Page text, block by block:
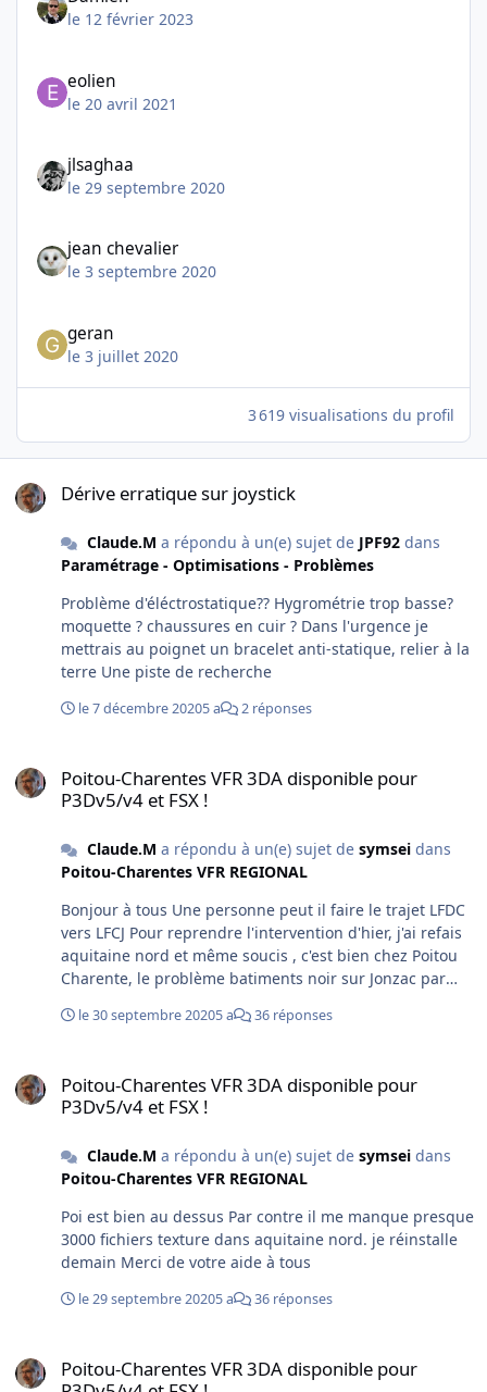
le 12 février 2023
eolien
le 20 avril 2021
jlsaghaa
le 29 septembre 2020
jean chevalier
le 3 septembre 2020
geran
le 3 juillet 2020
3 619 visualisations du profil
Dérive erratique sur joystick
Claude.M a répondu à un(e) sujet de JPF92dans
Paramétrage - Optimisations - Problèmes
Problème d'éléctrostatique?? Hygrométrie trop basse?
moquette ? chaussures en cuir ? Dans l'urgence je
mettrais au poignet un bracelet anti-statique, relier à la
terre Une piste de recherche
le 7 décembre 20205 a 2 réponses
Poitou-Charentes VFR 3DA disponible pour
P3Dv5/v4 et FSX !
Claude.M a répondu à un(e) sujet de symseidans
Poitou-Charentes VFR REGIONAL
Bonjour à tous Une personne peut il faire le trajet LFDC
vers LFCJ Pour reprendre l'intervention d'hier, j'ai refais
aquitaine nord et même soucis , c'est bien chez Poitou
Charente, le problème batiments noir sur Jonzac par
je crois avoir compris, je suppose qu'à l'installation des
dossier, exemple MPNI je vais refaire V5 et c'est OK
Demain je vois Picardie qui doit avoir les même soucis,
aquitaine et poitou ???? N45°15.93 LW0°26.66
le 30 septembre 20205 a 36 réponses
Poitou-Charentes VFR 3DA disponible pour
P3Dv5/v4 et FSX !
Claude.M a répondu à un(e) sujet de symseidans
Poitou-Charentes VFR REGIONAL
Poi est bien au dessus Par contre il me manque presque
3000 fichiers texture dans aquitaine nord. je réinstalle
demain Merci de votre aide à tous
le 29 septembre 20205 a 36 réponses
Poitou-Charentes VFR 3DA disponible pour